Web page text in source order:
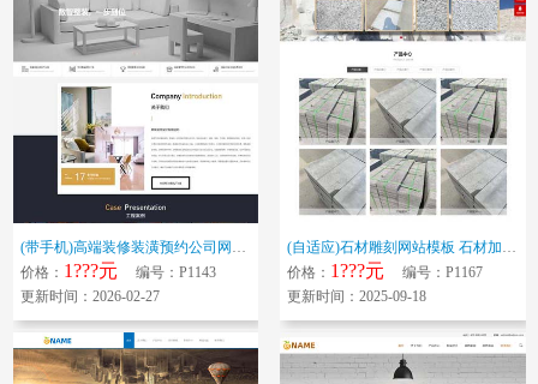
(带手机)高端装修装潢预约公司网站模板 大气新旧翻新服务改造全屋整装网站...
价格： 1???元 编号：P1143
更新时间：2026-02-27
(自适应)石材雕刻网站模板 石材加工网站源码下载
价格： 1???元 编号：P1167
更新时间：2025-09-18